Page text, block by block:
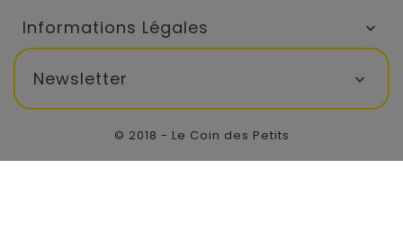
Informations Légales 
Newsletter 
© 2018 - Le Coin des Petits